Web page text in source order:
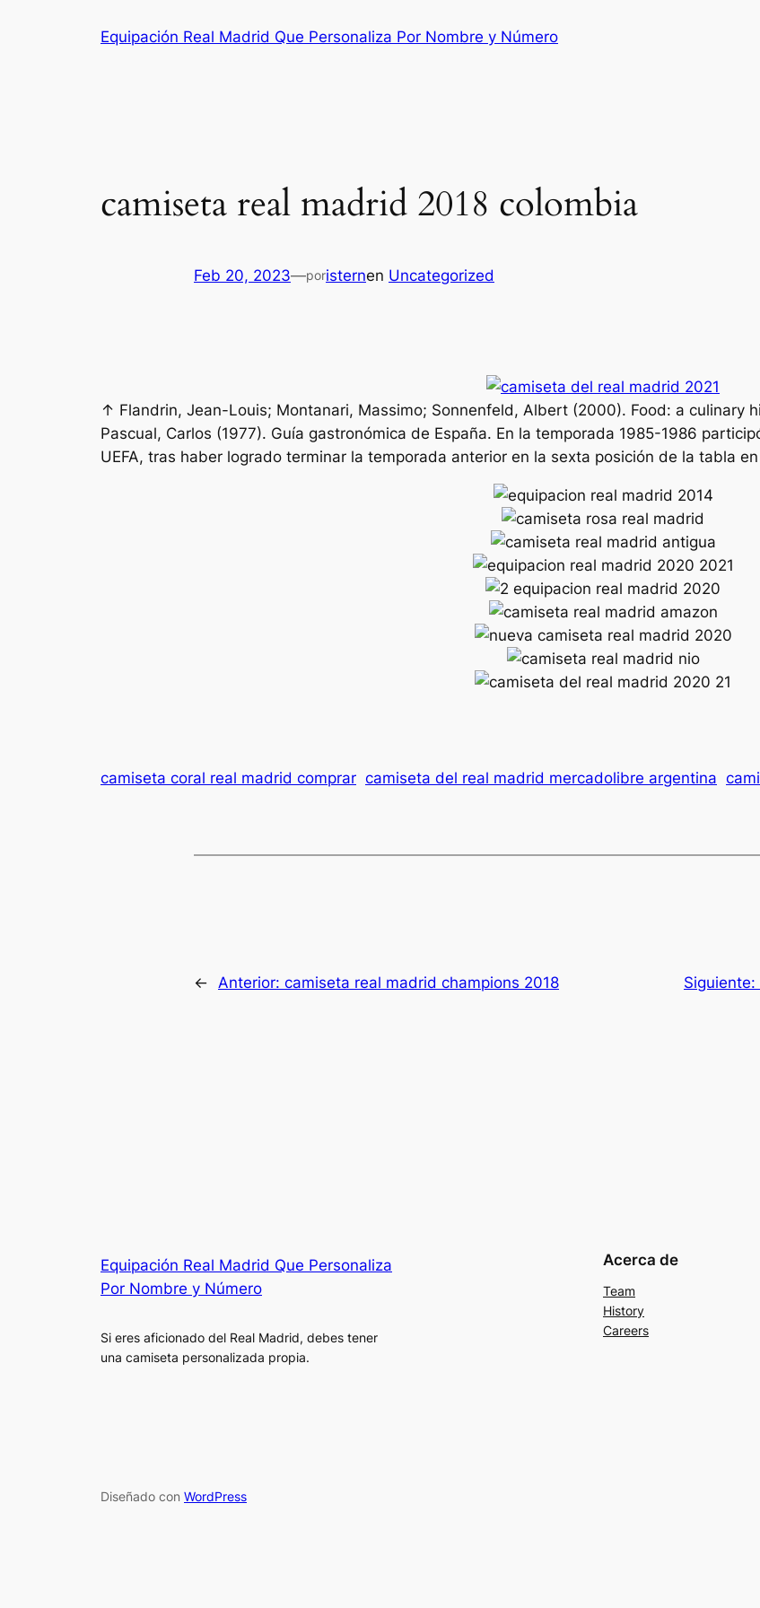
Equipación Real Madrid Que Personaliza Por Nombre y Número
camiseta real madrid 2018 colombia
Feb 20, 2023—poristernen Uncategorized
↑ Flandrin, Jean-Louis; Montanari, Massimo; Sonnenfeld, Albert (2000). Food: a culinary
Pascual, Carlos (1977). Guía gastronómica de España. En la temporada 1985-1986
UEFA, tras haber logrado terminar la temporada anterior en la sexta posición de la tabla
camiseta coral real madrid comprar camiseta del real madrid mercadolibre argentina
← Anterior: camiseta real madrid champions 2018 Siguiente:
Equipación Real Madrid Que Personaliza
Por Nombre y Número
Si eres aficionado del Real Madrid, debes tener
una camiseta personalizada propia.
Acerca de
Team
History
Careers
Diseñado con WordPress